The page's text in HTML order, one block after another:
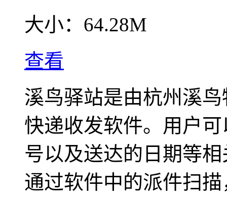
大小： 64.28M
查看
溪鸟驿站是由杭州溪
快递收发软件。用户
号以及送达的日期等
通过软件中的派件扫